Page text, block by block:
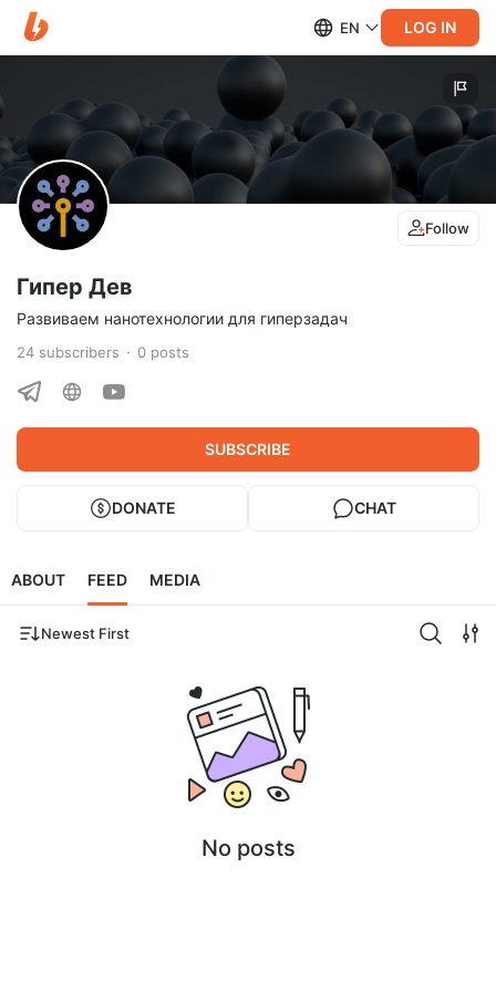
EN LOG IN
Follow
Гипер Дев
Развиваем нанотехнологии для гиперзадач
24 subscribers 0 posts
SUBSCRIBE
DONATE CHAT
ABOUT FEED MEDIA
Newest First
No posts